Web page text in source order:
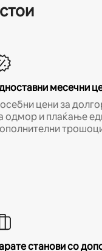
месечни
цени за
одмор и плаќање
станови со